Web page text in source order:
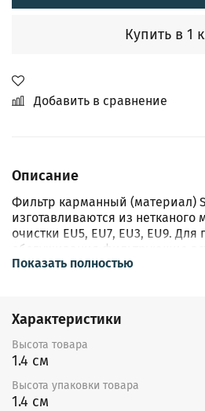
Купить в 1
Добавить в сравнение
Описание
Фильтр карманный (материал)
изготавливаются из нетканого
очистки EU5, EU7, EU3, EU9. Для
обслуживания фильтрующие
устанавливаются в
Показать полностью
Характеристики
Высота товара
1.4 см
Высота упаковки товара
1.4 см